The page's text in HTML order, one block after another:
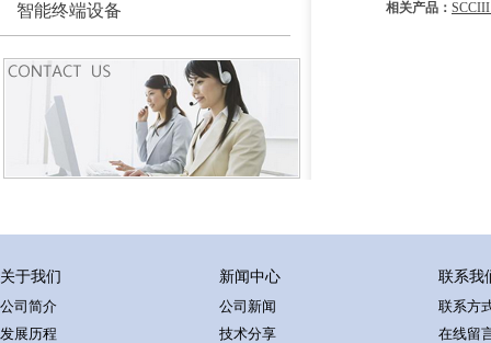
智能终端设备 相关产品：
关于我们
公司简介
发展历程
新闻中心
公司新闻
技术分享
联系我
联系方
在线留